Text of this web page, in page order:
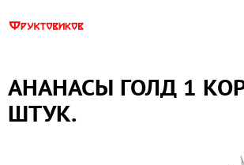
АНАНАСЫ ГОЛД 1
ШТУК.